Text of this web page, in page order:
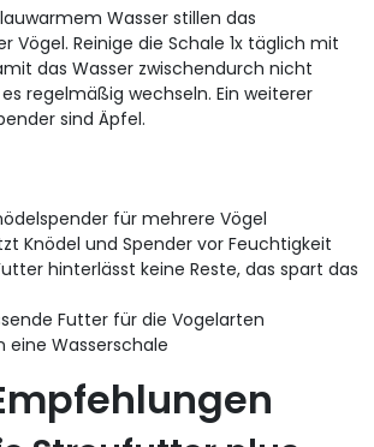
Wasser stillen das
Vögel. Reinige die Schale 1x täglich mit
das Wasser zwischendurch nicht
regelmäßig wechseln. Ein weiterer
sind Äpfel.
für mehrere Vögel
Knödel und Spender vor Feuchtigkeit
hinterlässt keine Reste, das spart das
Futter für die Vogelarten
eine Wasserschale